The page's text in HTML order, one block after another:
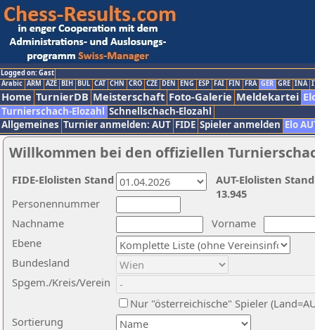
Logged on: Gast
Arabic ARM AZE BIH BUL CAT CHN CRO CZE DEN ENG ESP FAI FIN FRA GER GRE INA
Home TurnierDB Meisterschaft Foto-Galerie Meldekartei
Turnierschach-Elozahl Schnellschach-Elozahl
Allgemeines Turnier anmelden: AUT FIDE Spieler anmelden Elo
Willkommen bei den offiziellen
Nachname
Vorname
Ebene
Sortierung
Personennummer
Bundesland
Spgem./Kreis/Verein
Nur "österreichische" Spieler
AUT-Elolisten
13.945
FIDE-Elolisten Stand